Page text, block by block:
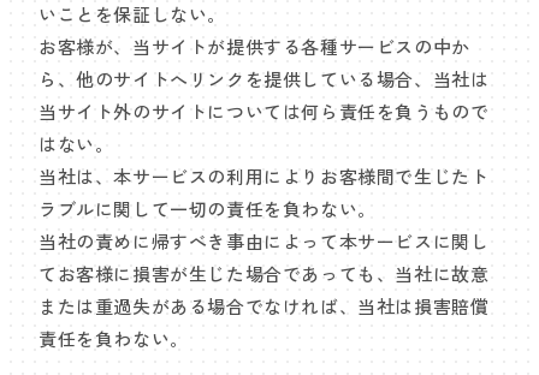
いことを保証しない。
お客様が、当サイトが提供する各種サービスの中か
ら、他のサイトへリンクを提供している場合、当社は
当サイト外のサイトについては何ら責任を負うもので
はない。
当社は、本サービスの利用によりお客様間で生じたト
ラブルに関して一切の責任を負わない。
当社の責めに帰すべき事由によって本サービスに関し
てお客様に損害が生じた場合であっても、当社に故意
または重過失がある場合でなければ、当社は損害賠償
責任を負わない。